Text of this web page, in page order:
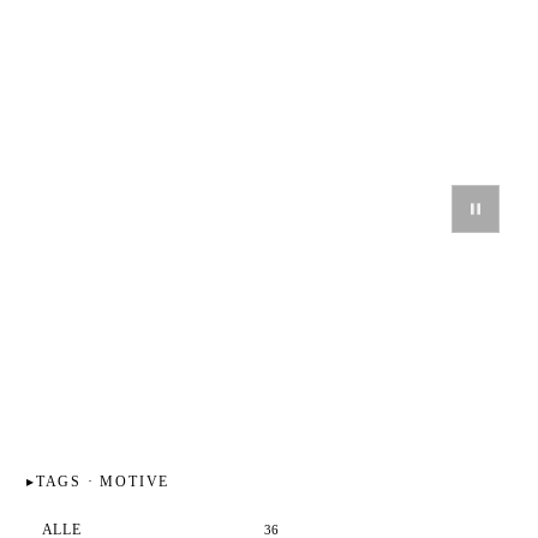
TAGS · MOTIVE
ALLE 36